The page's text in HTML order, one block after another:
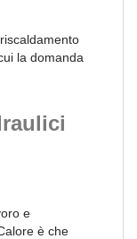
la domanda
e
è che